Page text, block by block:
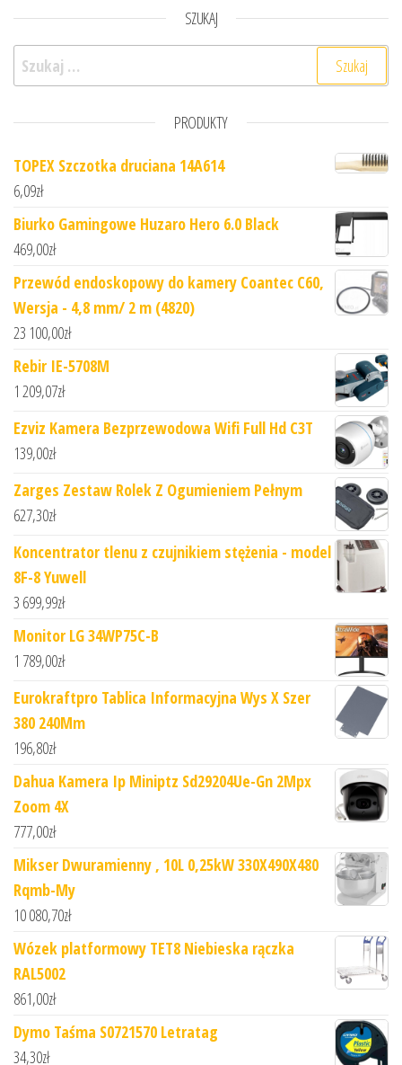
SZUKAJ
Szukaj:
PRODUKTY
TOPEX Szczotka druciana 14A614
6,09zł
Biurko Gamingowe Huzaro Hero 6.0 Black
469,00zł
Przewód endoskopowy do kamery Coantec C60,
Wersja - 4,8 mm/ 2 m (4820)
23 100,00zł
Rebir IE-5708M
1 209,07zł
Ezviz Kamera Bezprzewodowa Wifi Full Hd C3T
139,00zł
Zarges Zestaw Rolek Z Ogumieniem Pełnym
627,30zł
Koncentrator tlenu z czujnikiem stężenia - model
8F-8 Yuwell
3 699,99zł
Monitor LG 34WP75C-B
1 789,00zł
Eurokraftpro Tablica Informacyjna Wys X Szer
380 240Mm
196,80zł
Dahua Kamera Ip Miniptz Sd29204Ue-Gn 2Mpx
Zoom 4X
777,00zł
Mikser Dwuramienny , 10L 0,25kW 330X490X480
Rqmb-My
10 080,70zł
Wózek platformowy TET8 Niebieska rączka
RAL5002
861,00zł
Dymo Taśma S0721570 Letratag
34,30zł